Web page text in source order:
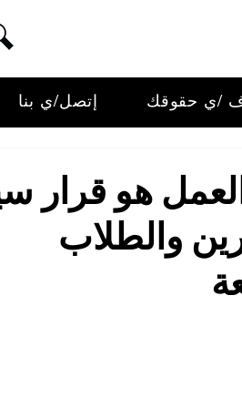
/ي حقوقك إتصل/ي بنا
هو قرار
والطلاب